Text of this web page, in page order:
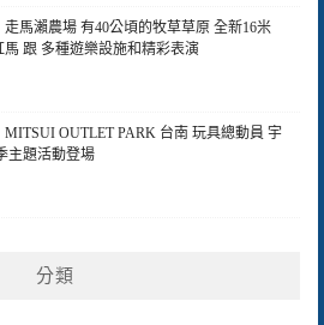
走馬瀨農場 有40公頃的牧草草原 全新16米
馬 跟 多種遊樂設施和精彩表演
MITSUI OUTLET PARK 台南 玩具總動員 宇
主題活動登場
分類